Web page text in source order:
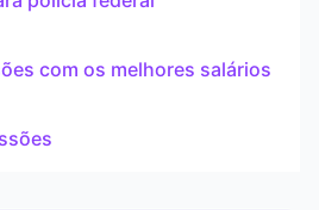
com os melhores salários